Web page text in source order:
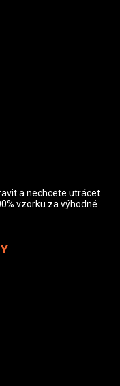
a nechcete utrácet
vzorku za výhodné